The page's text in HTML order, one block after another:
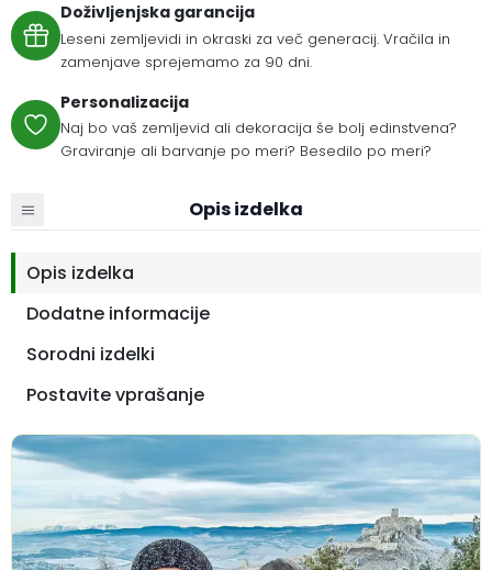
Doživljenjska garancija
Leseni zemljevidi in okraski za več generacij. Vračila in
zamenjave sprejemamo za 90 dni.
Personalizacija
Naj bo vaš zemljevid ali dekoracija še bolj edinstvena?
Graviranje ali barvanje po meri? Besedilo po meri?
Opis izdelka
Opis izdelka
Dodatne informacije
Sorodni izdelki
Postavite vprašanje